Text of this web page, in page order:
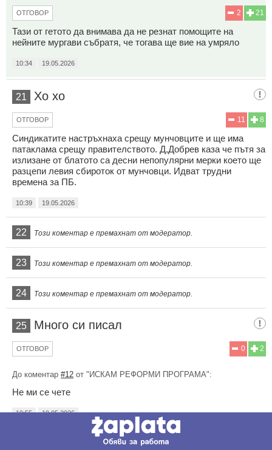
21
2
ОТГОВОР
Тази от гетото да внимава да не резнат помощите на
нейните мургави събратя, че тогава ще вие на умряло
10:34 19.05.2026
21 Хо хо
8
11
ОТГОВОР
Синдикатите настръхнаха срещу мунчовците и ще има
патаклама срещу правителството. Д,Добрев каза че пътя за
излизане от блатото са десни непопулярни мерки което ще
разцепи левия сбироток от мунчовци. Идват трудни
времена за ПБ.
10:39 19.05.2026
22 Този коментар е премахнат от модератор.
23 Този коментар е премахнат от модератор.
24 Този коментар е премахнат от модератор.
25 Много си писал
2
0
ОТГОВОР
До коментар #12 от "ИСКАМ РЕФОРМИ ПРОГРАМА":
Не ми се чете
10:55 19.05.2026
Радев ще оцелее